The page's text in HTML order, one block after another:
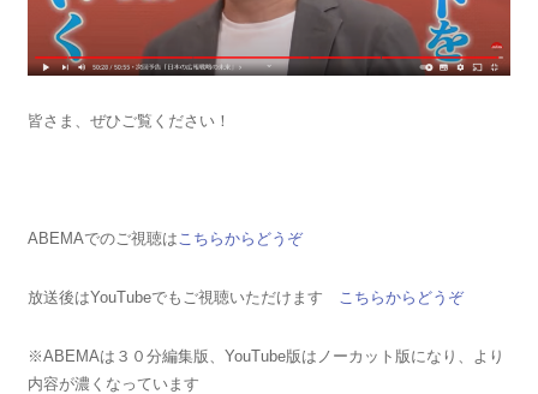
皆さま、ぜひご覧ください！
ABEMAでのご視聴は こちらからどうぞ
放送後はYouTubeでもご視聴いただけます こちらからどうぞ
※ABEMAは３０分編集版、YouTube版はノーカット版になり、より
内容が濃くなっています